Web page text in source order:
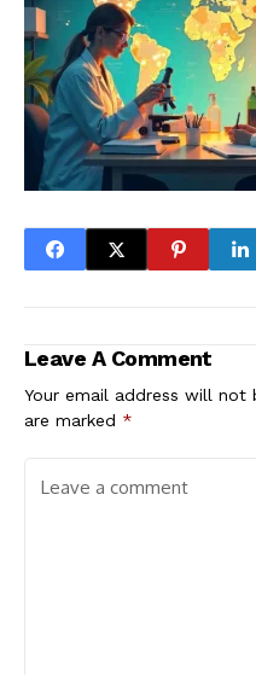
Leave A Comment
Your email address will not
are marked *